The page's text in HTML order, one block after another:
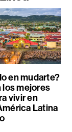
en mudarte?
los mejores
vivir en
Latina